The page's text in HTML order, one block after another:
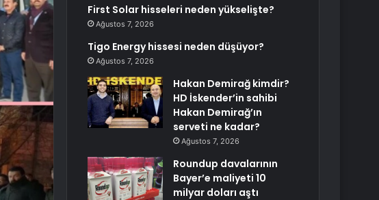
First Solar hisseleri neden yükselişte?
Ağustos 7, 2026
Tigo Energy hissesi neden düşüyor?
Ağustos 7, 2026
Hakan Demirağ kimdir?
HD İskender’in sahibi
Hakan Demirağ’ın
serveti ne kadar?
Ağustos 7, 2026
Roundup davalarının
Bayer’e maliyeti 10
milyar doları aştı